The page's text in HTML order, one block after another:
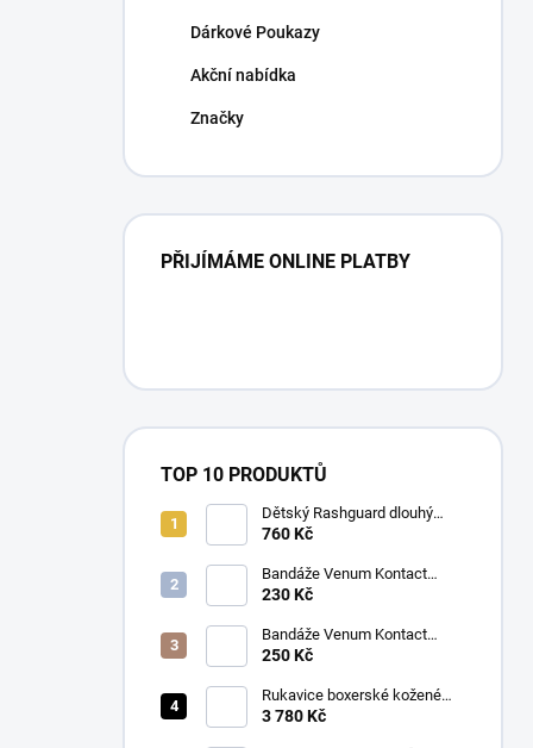
Dárkové Poukazy
Akční nabídka
Značky
PŘIJÍMÁME ONLINE PLATBY
TOP 10 PRODUKTŮ
Dětský Rashguard dlouhý
rukáv Venum CONTENDER
760 Kč
Bandáže Venum Kontact
Boxing MIX barev 2,5M
230 Kč
Bandáže Venum Kontact
Boxing MIX barev 4M
250 Kč
Rukavice boxerské kožené
Twins BGVL 3 modré
3 780 Kč